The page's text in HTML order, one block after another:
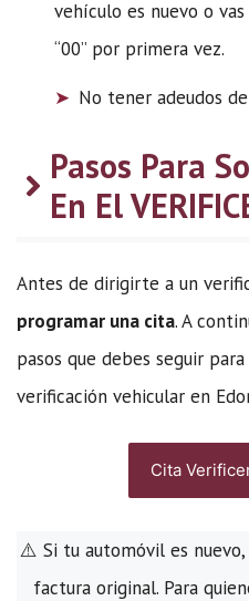
vehículo es nuevo o
“00” por primera vez.
No tener adeudos
Pasos Para
En El
Antes de dirigirte a un
programar una cita. A
pasos que debes seguir
verificación vehicular en
Cita
⚠️ Si tu automóvil es
factura original. Para